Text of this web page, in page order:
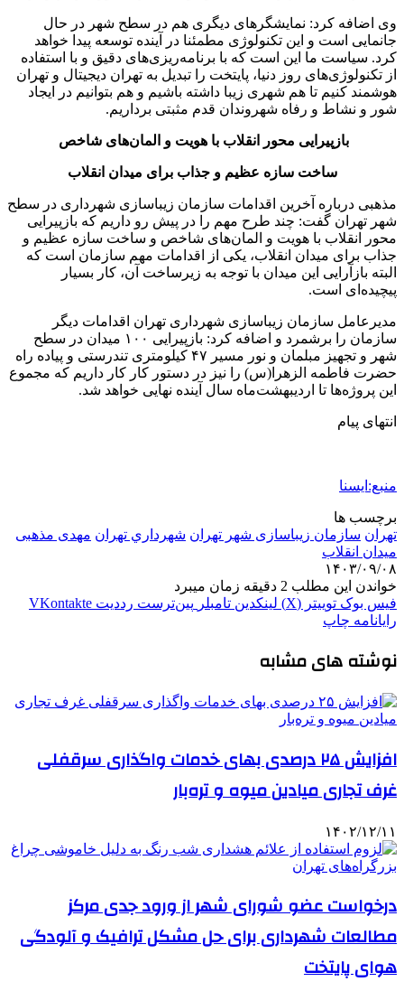
وی اضافه کرد: نمایشگرهای دیگری هم در سطح شهر در حال
جانمایی است و این تکنولوژی مطمئنا در آینده توسعه پیدا خواهد
کرد. سیاست ما این است که با برنامه‌ریزی‌های دقیق و با استفاده
از تکنولوژی‌های روز دنیا، پایتخت را تبدیل به تهران دیجیتال و تهران
هوشمند کنیم تا هم شهری زیبا داشته باشیم و هم بتوانیم در ایجاد
شور و نشاط و رفاه شهروندان قدم مثبتی برداریم.
بازپیرایی محور انقلاب با هویت و المان‌های شاخص
ساخت سازه عظیم و جذاب برای میدان انقلاب
مذهبی درباره آخرین اقدامات سازمان زیباسازی شهرداری در سطح
شهر تهران گفت: چند طرح مهم را در پیش رو داریم که بازپیرایی
محور انقلاب با هویت و المان‌های شاخص و ساخت سازه عظیم و
جذاب برای میدان انقلاب، یکی از اقدامات مهم سازمان است که
البته بازآرایی این میدان با توجه به زیرساخت آن، کار بسیار
پیچیده‌ای است.
مدیرعامل سازمان زیباسازی شهرداری تهران اقدامات دیگر
سازمان را برشمرد و اضافه کرد: بازپیرایی ۱۰۰ میدان در سطح
شهر و تجهیز مبلمان و نور مسیر ۴٧ کیلومتری تندرستی و پیاده راه
حضرت فاطمه الزهرا(س) را نیز در دستور کار کار داریم که مجموع
این پروژه‌ها تا اردیبهشت‌ماه سال آینده نهایی خواهد شد.
انتهای پیام
منبع:ایسنا
برچسب ها
تهران سازمان زیباسازی شهر تهران شهرداري تهران مهدی مذهبی
میدان انقلاب
۱۴۰۳/۰۹/۰۸
خواندن این مطلب 2 دقیقه زمان میبرد
فیس بوک توییتر (X) لینکدین ‫تامبلر ‫پین‌ترست ‫رددیت ‫VKontakte
رایانامه چاپ
نوشته های مشابه
افزایش ۲۵ درصدی بهای خدمات واگذاری سرقفلی
غرف تجاری میادین میوه و تره‌بار
۱۴۰۲/۱۲/۱۱
درخواست عضو شورای شهر از ورود جدی مرکز
مطالعات شهرداری برای حل مشکل ترافیک و آلودگی
هوای پایتخت